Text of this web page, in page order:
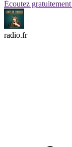
Écoutez
radio.fr